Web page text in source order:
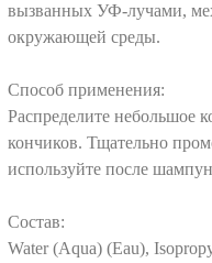
вызванных УФ-лучами,
окружающей среды.
Способ применения:
Распределите небольшое
кончиков. Тщательно
используйте после
Состав:
Water (Aqua) (Eau),